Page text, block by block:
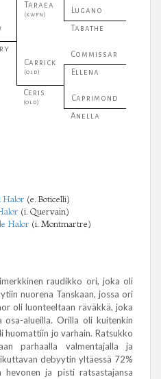
Taraea
(kwpn)
Lugano
Tabathe
Carrick
(old)
Commissar
Ellena
Ceris
(old)
Caprimond
Anella
Halor (e. Boticelli)
(i. Quervain)
Halor (i. Montmartre)
raudikko ori, joka oli
nuorena Tanskaan, jossa ori
oli luonteeltaan räväkkä, joka
osa-alueilla. Orilla oli kuitenkin
jo varhain. Ratsukko
parhaalla valmentajalla ja
debyytin yltäessä 72%
ja pisti ratsastajansa